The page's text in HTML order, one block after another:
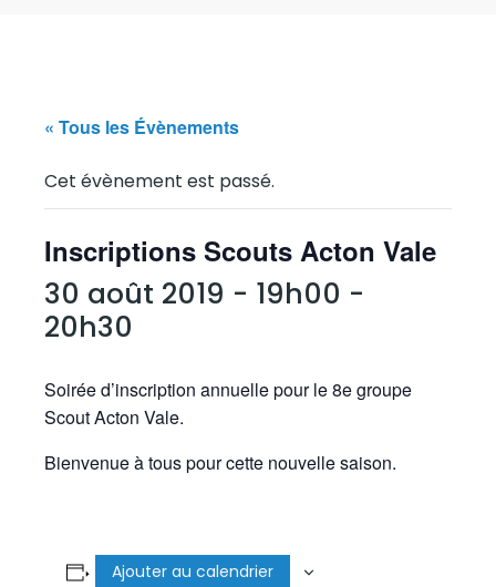
« Tous les Évènements
Cet évènement est passé.
Inscriptions Scouts Acton Vale
30 août 2019 - 19h00 -
20h30
Soirée d’inscription annuelle pour le 8e groupe
Scout Acton Vale.
Bienvenue à tous pour cette nouvelle saison.
Ajouter au calendrier